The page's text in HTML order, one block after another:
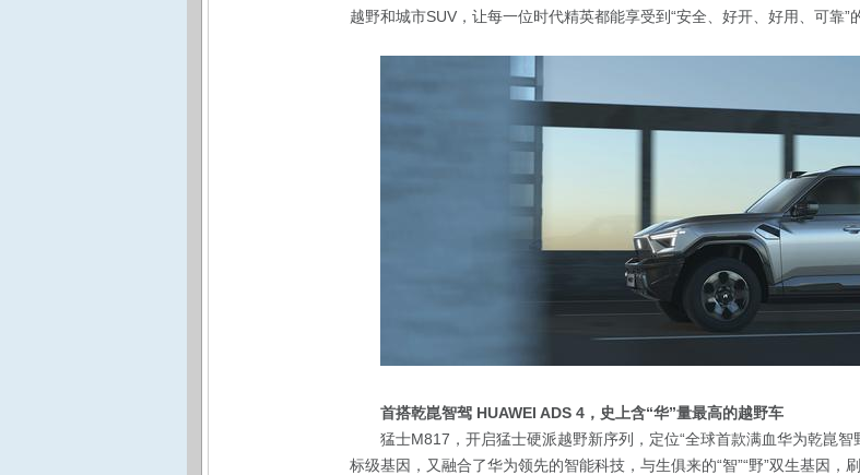
越野和城市SUV，让每一位时代精英都能享受到 “安全、好开、好用、可靠”
首搭乾崑智驾 HUAWEI ADS 4，史上含“华”量最高的越野车
猛士M817， 开启猛士硬派越野新序列，定位“全球首款满血华为乾崑
标级基因，又融合了华为领先的智能科技，与生俱来的“智”“野”双生基因，